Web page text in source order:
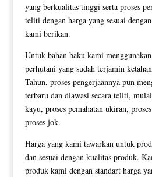
yang berkualitas tinggi serta proses
teliti dengan harga yang sesuai
kami berikan.
Untuk bahan baku kami
perhutani yang sudah terjamin
Tahun, proses pengerjaannya pun
terbaru dan diawasi secara teliti,
kayu, proses pemahatan ukiran,
proses jok.
Harga yang kami tawarkan untuk
dan sesuai dengan kualitas produk.
produk kami dengan standart harga